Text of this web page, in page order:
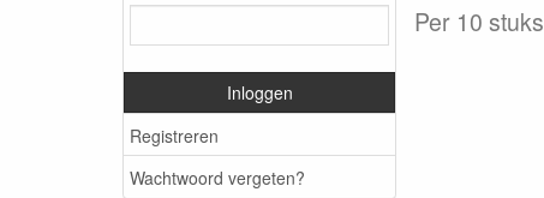
Inloggen
Registreren
Wachtwoord vergeten?
Per 10 stuks